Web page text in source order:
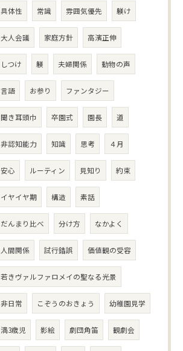
具体性 常識 雰囲気優先 躾け
大人会議 家庭方針 高濱正伸
しつけ 躾 夫婦関係 動物の声
言語 お参り ファンタジー
聞き耳頭巾 卒園式 園長 道
非認知能力 知識 思考 ４月
安心 ルーティン 見知り 約束
イヤイヤ期 構造 素話
だんまり比べ 分け方 なかよく
人間関係 試行錯誤 価値観の受容
若きヴァルファロメイの聖なる光景
非日常 こぞうのおきょう 幼稚園見学
満3歳児 影絵 劇団角笛 観劇会